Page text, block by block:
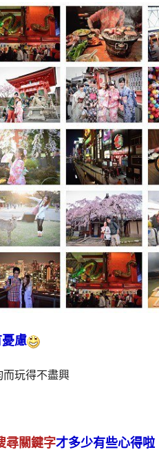
慮
而玩得不盡興
尋關鍵字才多少有些心得啦